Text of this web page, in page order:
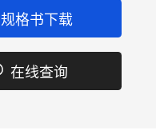
规格书下载
在线查询